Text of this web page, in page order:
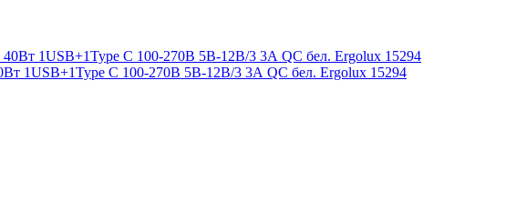
1USB+1Type C 100-270В 5В-12В/3 3А QC бел. Ergolux 15294